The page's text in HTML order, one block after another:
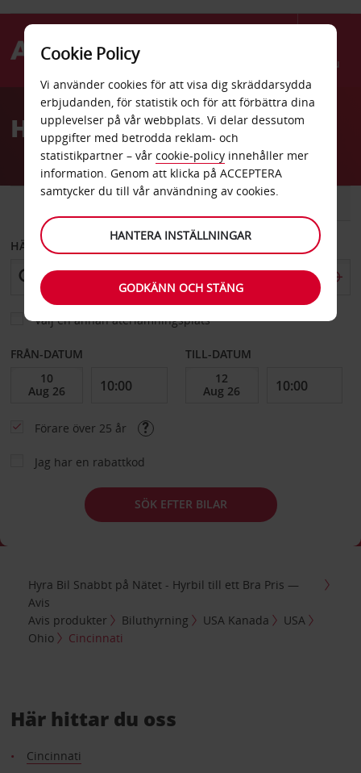
Menu
AvisHyrbil Cincinnati
BIL
HÄMTA FRÅN
Välj en annan återlämningsplats
FRÅN-DATUM TILL-DATUM
Förare över 25 år
Jag har en rabattkod
SÖK EFTER BILAR
Hyra Bil Snabbt på Nätet - Hyrbil till ett Bra Pris —
Avis
Avis produkter
Biluthyrning USA Kanada
USA
Ohio
Cincinnati
Här hittar du oss
Cincinnati
Cookie Policy
Vi använder cookies för att visa dig skräddarsydda
erbjudanden, för statistik och för att förbättra dina
upplevelser på vår webbplats. Vi delar dessutom
uppgifter med betrodda reklam- och
statistikpartner – vår cookie-policy innehåller mer
information. Genom att klicka på ACCEPTERA
samtycker du till vår användning av cookies.
HANTERA INSTÄLLNINGAR
GODKÄNN OCH STÄNG